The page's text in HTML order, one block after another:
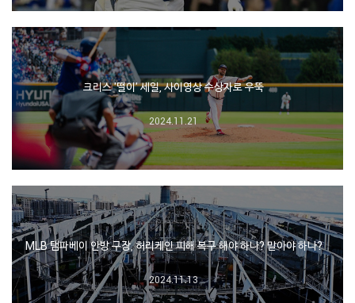
크리스 '떨이' 세일, 사이영상 수상자로 우뚝
2024.11.21
MLB 탬파베이 안방 구장, 허리케인 피해 복구 해야 하나? 말아야 하나?
2024.11.13